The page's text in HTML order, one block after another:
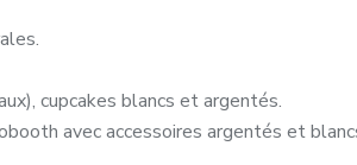
cupcakes blancs et argentés.
avec accessoires argentés et